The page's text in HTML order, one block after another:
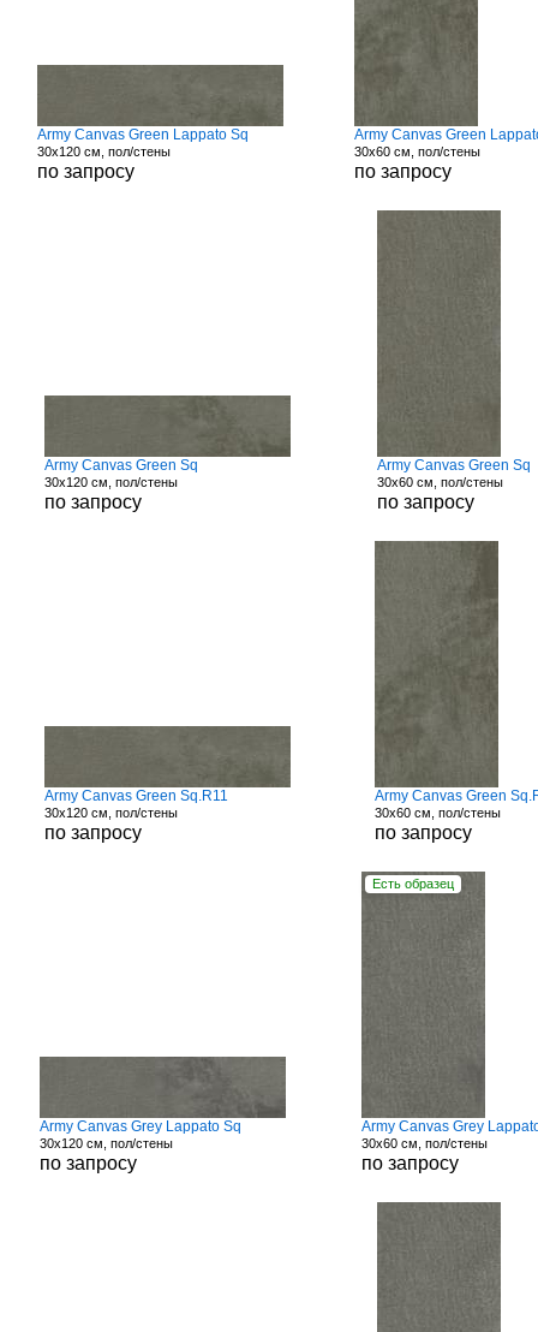
Army Canvas Green Lappato Sq
30x120 см, пол/стены
по запросу
Army Canvas Green
30x60 см, пол/стены
по запросу
Army Canvas Green Sq
30x120 см, пол/стены
по запросу
Army Canvas Green Sq
30x60 см, пол/стены
по запросу
Army Canvas Green Sq.R11
30x120 см, пол/стены
по запросу
Army Canvas Green
30x60 см, пол/стены
по запросу
Army Canvas Grey Lappato Sq
30x120 см, пол/стены
по запросу
Есть образец
Army Canvas Grey
30x60 см, пол/стены
по запросу